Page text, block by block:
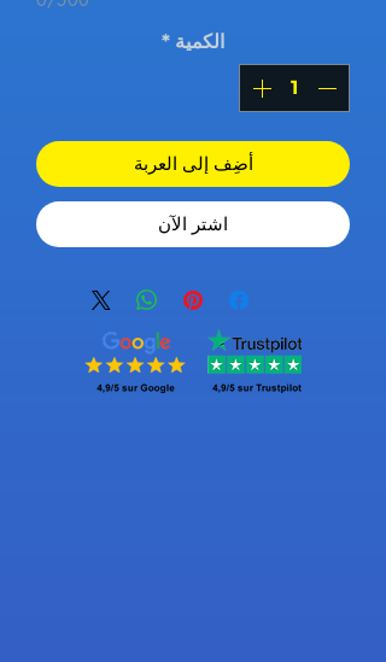
الكمية *
أضِف إلى العربة
اشترِ الآن